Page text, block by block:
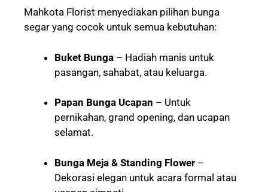
Mahkota Florist menyediakan pilihan bunga
segar yang cocok untuk semua kebutuhan:
Buket Bunga – Hadiah manis untuk
pasangan, sahabat, atau keluarga.
Papan Bunga Ucapan – Untuk
pernikahan, grand opening, dan ucapan
selamat.
Bunga Meja & Standing Flower –
Dekorasi elegan untuk acara formal atau